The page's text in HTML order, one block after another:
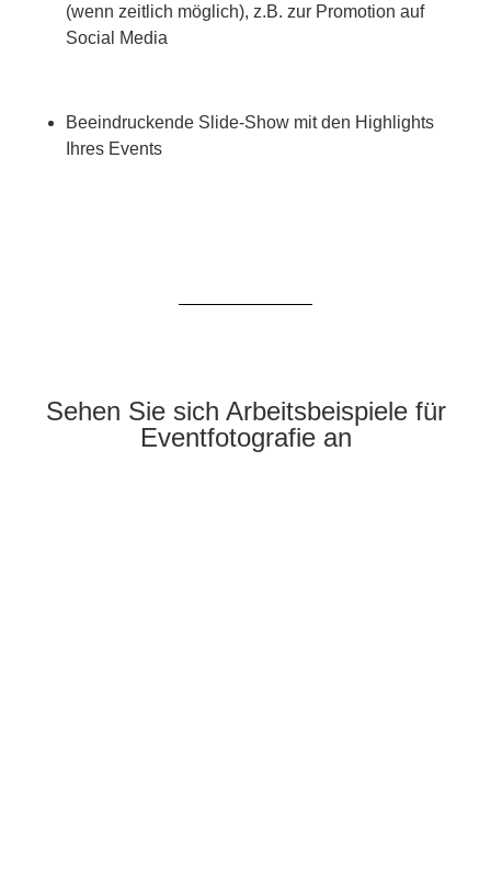
(wenn zeitlich möglich), z.B. zur Promotion auf
Social Media
Beeindruckende Slide-Show mit den Highlights
Ihres Events
Sehen Sie sich Arbeitsbeispiele für
Eventfotografie an